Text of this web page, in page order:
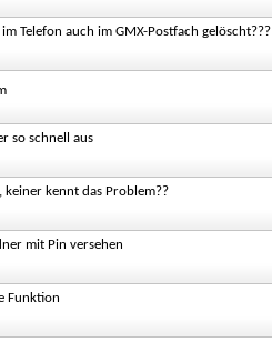
Telefon auch im GMX-Postfach gelöscht???
so schnell aus
keiner kennt das Problem??
mit Pin versehen
Funktion